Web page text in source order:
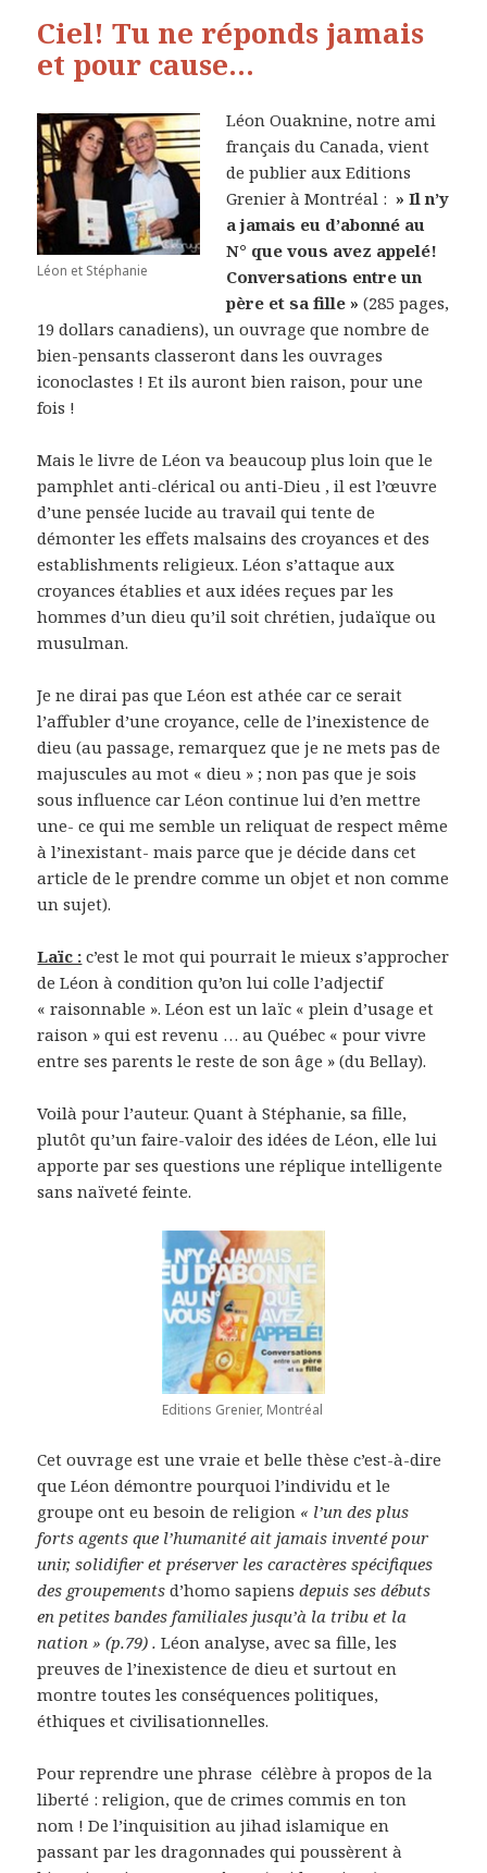
Ciel! Tu ne réponds jamais
et pour cause…
Léon et Stéphanie
Léon Ouaknine, notre ami
français du Canada, vient
de publier aux Editions
Grenier à Montréal : » Il n’y
a jamais eu d’abonné au
N° que vous avez appelé!
Conversations entre un
père et sa fille » (285 pages,
19 dollars canadiens), un ouvrage que nombre de
bien-pensants classeront dans les ouvrages
iconoclastes ! Et ils auront bien raison, pour une
fois !
Mais le livre de Léon va beaucoup plus loin que le
pamphlet anti-clérical ou anti-Dieu , il est l’œuvre
d’une pensée lucide au travail qui tente de
démonter les effets malsains des croyances et des
establishments religieux. Léon s’attaque aux
croyances établies et aux idées reçues par les
hommes d’un dieu qu’il soit chrétien, judaïque ou
musulman.
Je ne dirai pas que Léon est athée car ce serait
l’affubler d’une croyance, celle de l’inexistence de
dieu (au passage, remarquez que je ne mets pas de
majuscules au mot « dieu » ; non pas que je sois
sous influence car Léon continue lui d’en mettre
une- ce qui me semble un reliquat de respect même
à l’inexistant- mais parce que je décide dans cet
article de le prendre comme un objet et non comme
un sujet).
Laïc : c’est le mot qui pourrait le mieux s’approcher
de Léon à condition qu’on lui colle l’adjectif
« raisonnable ». Léon est un laïc « plein d’usage et
raison » qui est revenu … au Québec « pour vivre
entre ses parents le reste de son âge » (du Bellay).
Voilà pour l’auteur. Quant à Stéphanie, sa fille,
plutôt qu’un faire-valoir des idées de Léon, elle lui
apporte par ses questions une réplique intelligente
sans naïveté feinte.
Editions Grenier, Montréal
Cet ouvrage est une vraie et belle thèse c’est-à-dire
que Léon démontre pourquoi l’individu et le
groupe ont eu besoin de religion « l’un des plus
forts agents que l’humanité ait jamais inventé pour
unir, solidifier et préserver les caractères spécifiques
des groupementsd’homo sapiens depuis ses débuts
en petites bandes familiales jusqu’à la tribu et la
nation » (p.79) .Léon analyse, avec sa fille, les
preuves de l’inexistence de dieu et surtout en
montre toutes les conséquences politiques,
éthiques et civilisationnelles.
Pour reprendre une phrase célèbre à propos de la
liberté : religion, que de crimes commis en ton
nom ! De l’inquisition au jihad islamique en
passant par les dragonnades qui poussèrent à